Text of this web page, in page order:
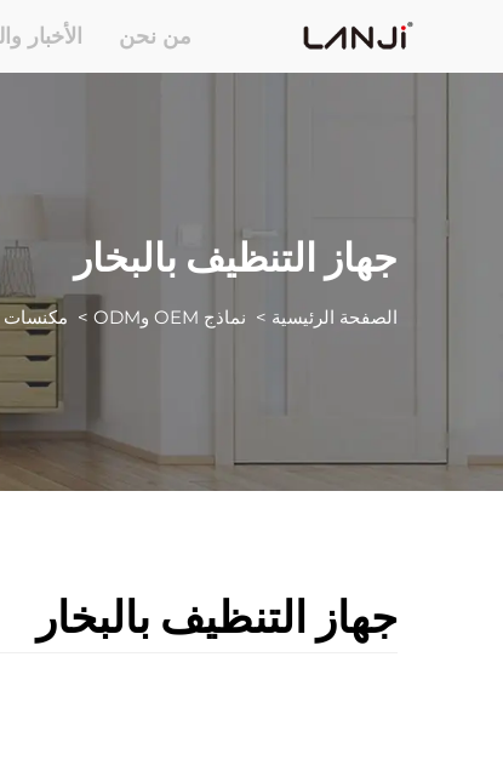
الأخبار من نحن
جهاز التنظيف بالبخار
الصفحة الرئيسية > نماذج OEM وODM > مكنسات
جهاز التنظيف بالبخار